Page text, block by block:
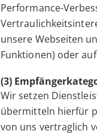
Performance-
unsere Webseiten
Funktionen) oder
(3)
Wir setzen
übermitteln hierfür
von uns vertraglich